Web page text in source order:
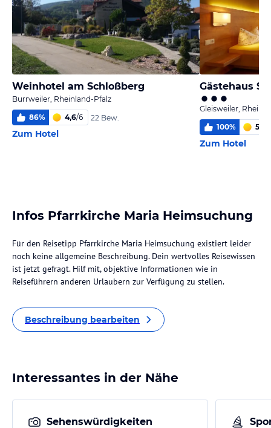
Weinhotel am Schloßberg
Burrweiler, Rheinland-Pfalz
86% 4,6/6 22 Bew.
Zum Hotel
Gästehaus
Gleisweiler,
100% 5,8
Zum Hotel
Infos Pfarrkirche Maria Heimsuchung
Für den Reisetipp Pfarrkirche Maria Heimsuchung existiert leider
noch keine allgemeine Beschreibung. Dein wertvolles Reisewissen
ist jetzt gefragt. Hilf mit, objektive Informationen wie in
Reiseführern anderen Urlaubern zur Verfügung zu stellen.
Beschreibung bearbeiten
Interessantes in der Nähe
Sehenswürdigkeiten